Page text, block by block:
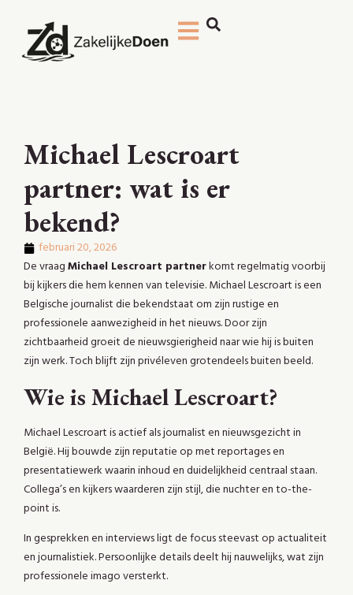
Michael Lescroart
partner: wat is er
bekend?
februari 20, 2026
De vraagMichael Lescroart partnerkomt regelmatig voorbij
bij kijkers die hem kennen van televisie. Michael Lescroart is een
Belgische journalist die bekendstaat om zijn rustige en
professionele aanwezigheid in het nieuws. Door zijn
zichtbaarheid groeit de nieuwsgierigheid naar wie hij is buiten
zijn werk. Toch blijft zijn privéleven grotendeels buiten beeld.
Wie is Michael Lescroart?
Michael Lescroart is actief als journalist en nieuwsgezicht in
België. Hij bouwde zijn reputatie op met reportages en
presentatiewerk waarin inhoud en duidelijkheid centraal staan.
Collega’s en kijkers waarderen zijn stijl, die nuchter en to-the-
point is.
In gesprekken en interviews ligt de focus steevast op actualiteit
en journalistiek. Persoonlijke details deelt hij nauwelijks, wat zijn
professionele imago versterkt.